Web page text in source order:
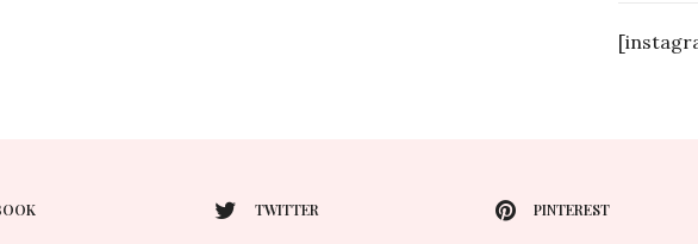
TWITTER PINTEREST